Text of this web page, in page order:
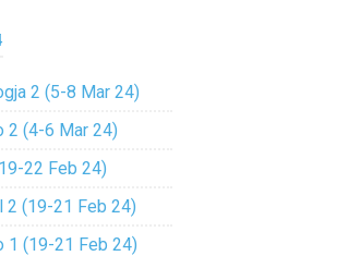
2 (5-8 Mar 24)
2 (4-6 Mar 24)
22 Feb 24)
2 (19-21 Feb 24)
1 (19-21 Feb 24)